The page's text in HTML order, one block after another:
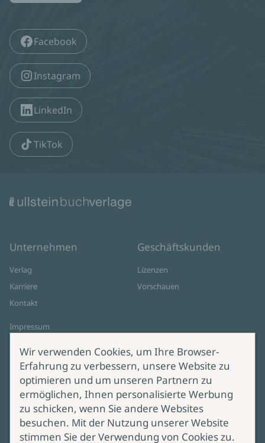
Facebook
Instagram
LinkedIn
TikTok
Unternehmen
Verlag
Karriere
Kontakt
Impressum
Cookie-Einstellungen
AGB Online Shop
Geschäftskunden
Lizenzen
Vorschauen
Service
Lieferung & Versand
Produktsicherheit
Bei Fragen zur Produktsicherheit
Wir verwenden Cookies, um Ihre Browser-
Erfahrung zu verbessern, unsere Website zu
optimieren und um unseren Partnern zu
ermöglichen, Ihnen personalisierte Werbung
zu schicken, wenn Sie andere Websites
besuchen. Mit der Nutzung unserer Website
stimmen Sie der Verwendung von Cookies zu.